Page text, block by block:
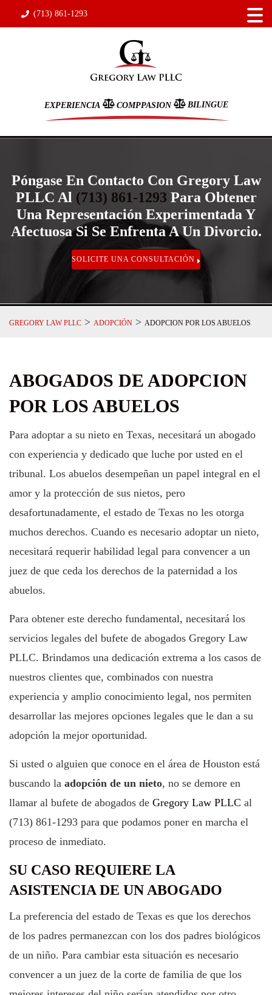
(713) 861-1293
EXPERIENCIA COMPPASION BILINGUE
Póngase En Contacto Con Gregory Law
PLLC Al (713) 861-1293 Para Obtener
Una Representación Experimentada Y
Afectuosa Si Se Enfrenta A Un Divorcio.
SOLICITE UNA CONSULTACIÓN
GREGORY LAW PLLC > ADOPCIÓN > ADOPCION POR LOS ABUELOS
ABOGADOS DE ADOPCION
POR LOS ABUELOS
Para adoptar a su nieto en Texas, necesitará un abogado
con experiencia y dedicado que luche por usted en el
tribunal. Los abuelos desempeñan un papel integral en el
amor y la protección de sus nietos, pero
desafortunadamente, el estado de Texas no les otorga
muchos derechos. Cuando es necesario adoptar un nieto,
necesitará requerir habilidad legal para convencer a un
juez de que ceda los derechos de la paternidad a los
abuelos.
Para obtener este derecho fundamental, necesitará los
servicios legales del bufete de abogados Gregory Law
PLLC. Brindamos una dedicación extrema a los casos de
nuestros clientes que, combinados con nuestra
experiencia y amplio conocimiento legal, nos permiten
desarrollar las mejores opciones legales que le dan a su
adopción la mejor oportunidad.
Si usted o alguien que conoce en el área de Houston está
buscando la adopción de un nieto, no se demore en
llamar al bufete de abogados de Gregory Law PLLC al
(713) 861-1293 para que podamos poner en marcha el
proceso de inmediato.
SU CASO REQUIERE LA
ASISTENCIA DE UN ABOGADO
La preferencia del estado de Texas es que los derechos
de los padres permanezcan con los dos padres biológicos
de un niño. Para cambiar esta situación es necesario
convencer a un juez de la corte de familia de que los